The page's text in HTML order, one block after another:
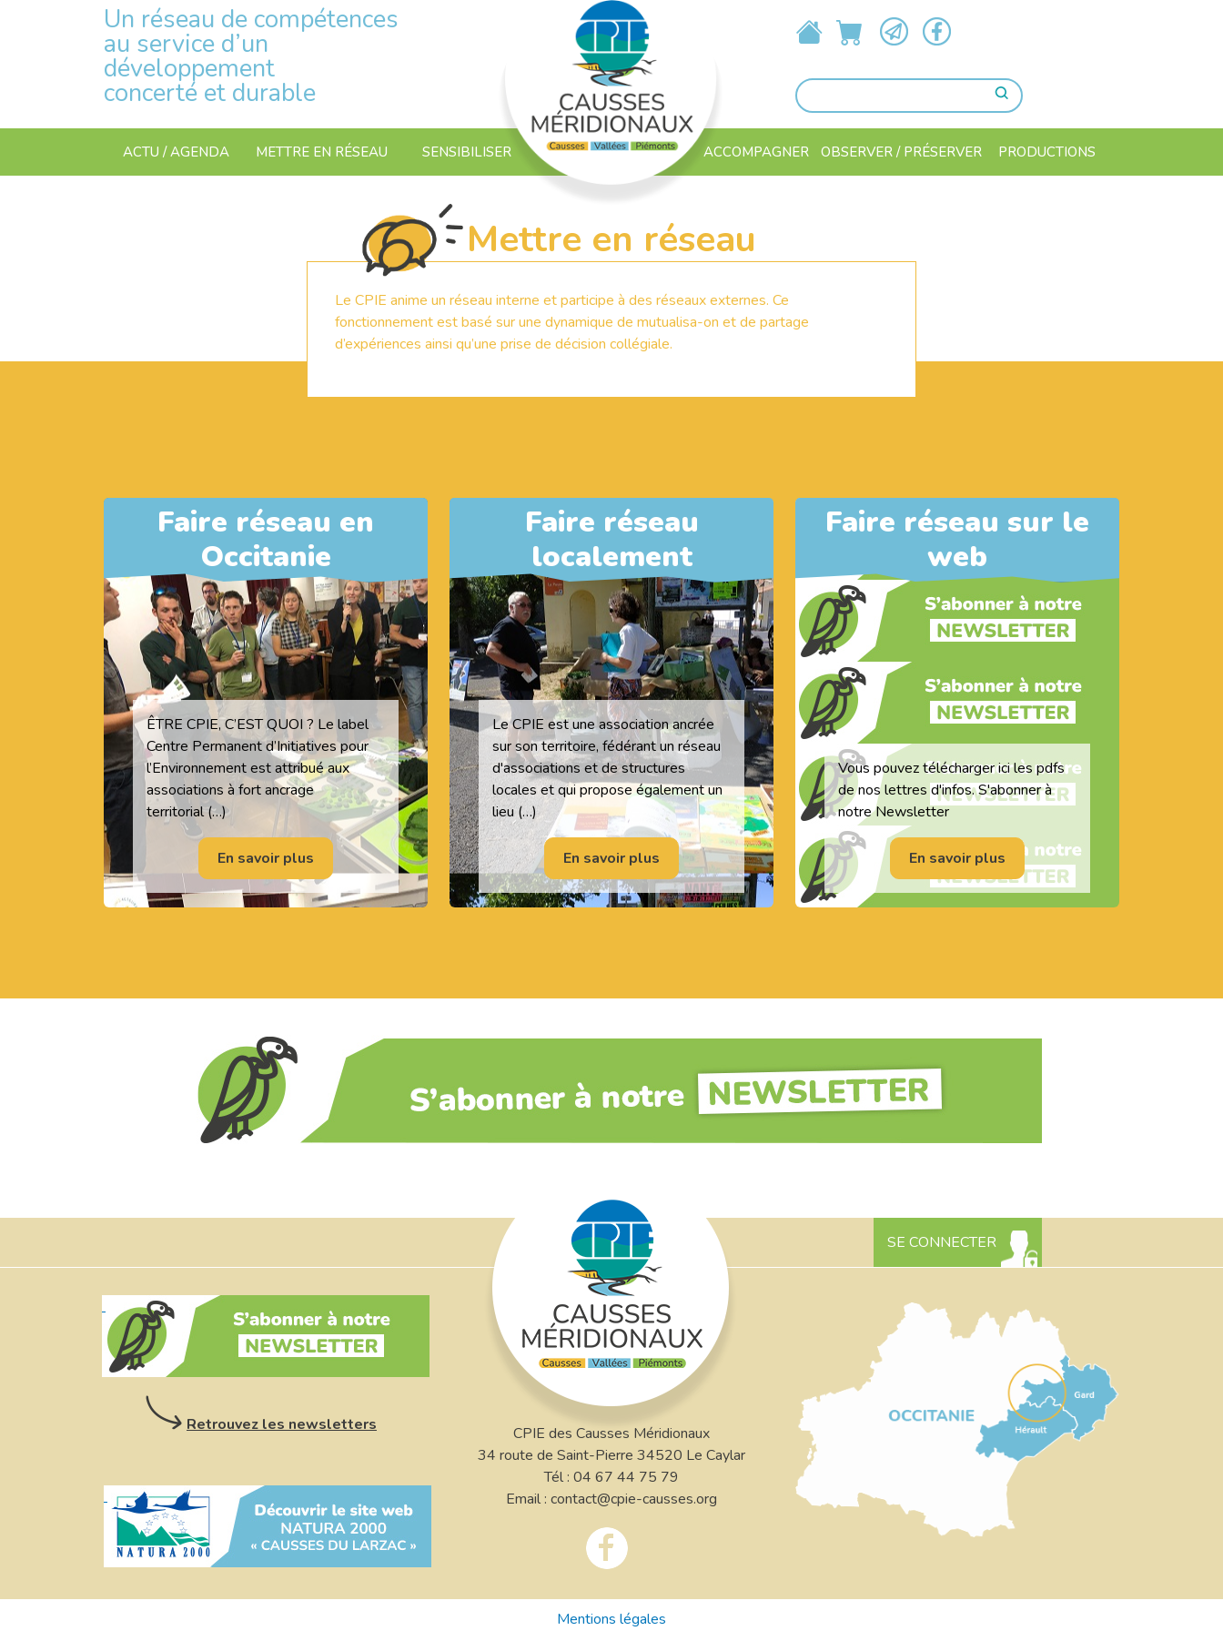
Un réseau de compétences
au service d’un
développement
concerté et durable
ACTU / AGENDA METTRE EN RÉSEAU SENSIBILISER ACCOMPAGNER OBSERVER / PRÉSERVER PRODUCTIONS
Mettre en réseau
Le CPIE anime un réseau interne et participe à des réseaux externes. Ce
fonctionnement est basé sur une dynamique de mutualisa-on et de partage
d’expériences ainsi qu’une prise de décision collégiale.
Faire réseau en
Occitanie
ÊTRE CPIE, C’EST QUOI ? Le label
Centre Permanent d’Initiatives pour
l’Environnement est attribué aux
associations à fort ancrage
territorial (…)
En savoir plus
Faire réseau
localement
Le CPIE est une association ancrée
sur son territoire, fédérant un réseau
d'associations et de structures
locales et qui propose également un
lieu (…)
En savoir plus
Faire réseau sur le
web
Vous pouvez télécharger ici les pdfs
de nos lettres d'infos. S'abonner à
notre Newsletter
En savoir plus
SE CONNECTER
Retrouvez les newsletters
CPIE des Causses Méridionaux
34 route de Saint-Pierre 34520 Le Caylar
Tél : 04 67 44 75 79
Email : contact@cpie-causses.org
Mentions légales